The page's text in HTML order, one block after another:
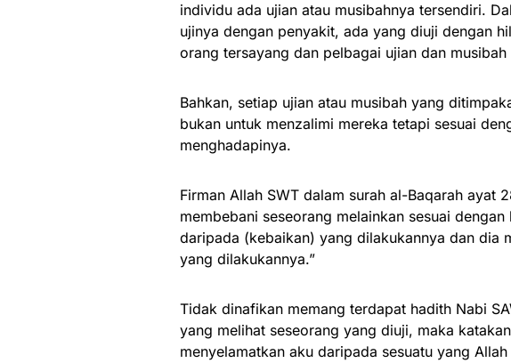
individu ada ujian atau musibahnya tersendiri.
ujinya dengan penyakit, ada yang diuji dengan
orang tersayang dan pelbagai ujian dan musibah
Bahkan, setiap ujian atau musibah yang
bukan untuk menzalimi mereka tetapi sesuai
menghadapinya.
Firman Allah SWT dalam surah al-Baqarah ayat
membebani seseorang melainkan sesuai
daripada (kebaikan) yang dilakukannya dan dia
yang dilakukannya.”
Tidak dinafikan memang terdapat hadith Nabi
yang melihat seseorang yang diuji, maka
menyelamatkan aku daripada sesuatu yang